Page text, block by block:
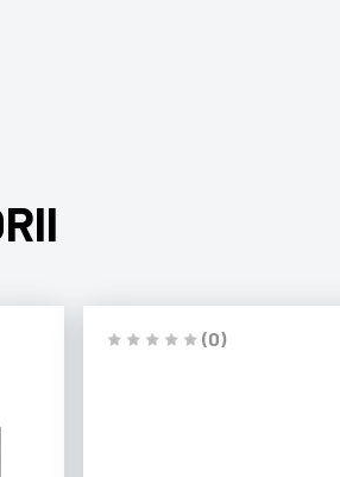
(0)